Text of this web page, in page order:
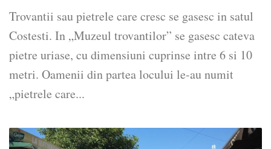
Trovantii sau pietrele care cresc se gasesc in satul
Costesti. In „Muzeul trovantilor” se gasesc cateva
pietre uriase, cu dimensiuni cuprinse intre 6 si 10
metri. Oamenii din partea locului le-au numit
„pietrele care...